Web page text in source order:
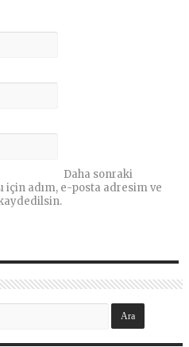
Daha sonraki
için adım, e-posta adresim ve